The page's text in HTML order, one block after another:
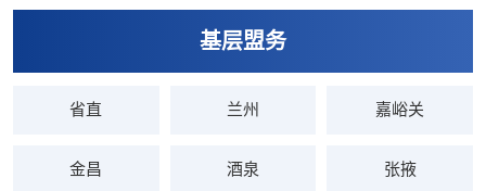
基层盟务
省直 兰州 嘉峪关
金昌 酒泉 张掖